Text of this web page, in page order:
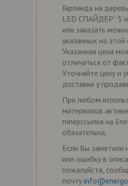
Гирлянда на
LED СПАЙДЕР” 5
или заказать
указанных на этой
Указанная цена
отличаться от
Уточняйте цену и
доставки у
При любом
материалов
гиперссылка на
обязательна.
Если Вы заметили
или ошибку в
пожалуйста,
почту